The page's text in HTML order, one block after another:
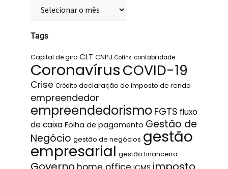
Tags
Capital de giro CLT CNPJ Cofins contabilidade
CoronavírusCOVID-19
Crise Crédito declaração de imposto de renda
empreendedor
empreendedorismo FGTS fluxo
de caixa Folha de pagamento Gestão de
Negócio gestão de negócios gestão
empresarial gestão financeira